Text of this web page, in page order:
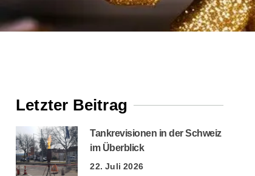
Letzter Beitrag
Tankrevisionen in der Schweiz
im Überblick
22. Juli 2026